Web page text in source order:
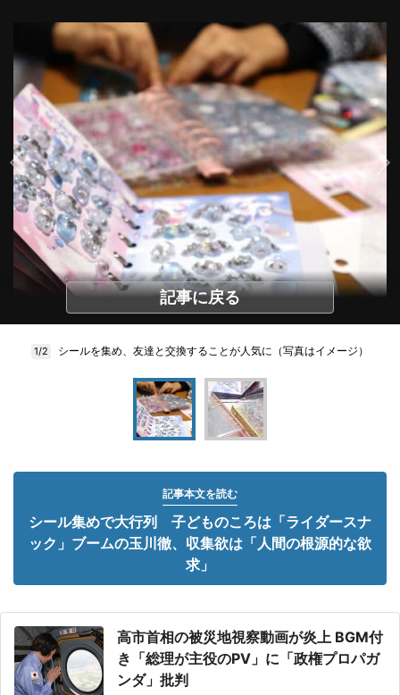
記事に戻る
1/2 シールを集め、友達と交換することが人気に（写真はイメージ）
記事本文を読む
シール集めで大行列 子どものころは「ライダースナ
ック」ブームの玉川徹、収集欲は「人間の根源的な欲
求」
高市首相の被災地視察動画が炎上 BGM付
き「総理が主役のPV」に「政権プロパガ
ンダ」批判